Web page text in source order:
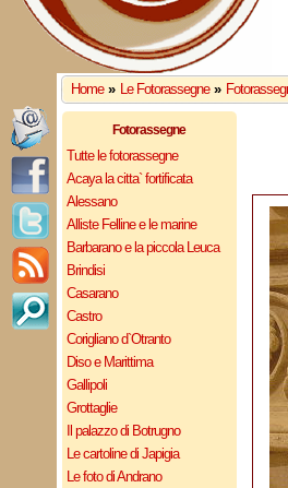
Home » Le Fotorassegne »
Fotorassegne
Tutte le fotorassegne
Acaya la citta` fortificata
Alessano
Alliste Felline e le marine
Barbarano e la piccola Leuca
Brindisi
Casarano
Castro
Corigliano d`Otranto
Diso e Marittima
Gallipoli
Grottaglie
Il palazzo di Botrugno
Le cartoline di Japigia
Le foto di Andrano